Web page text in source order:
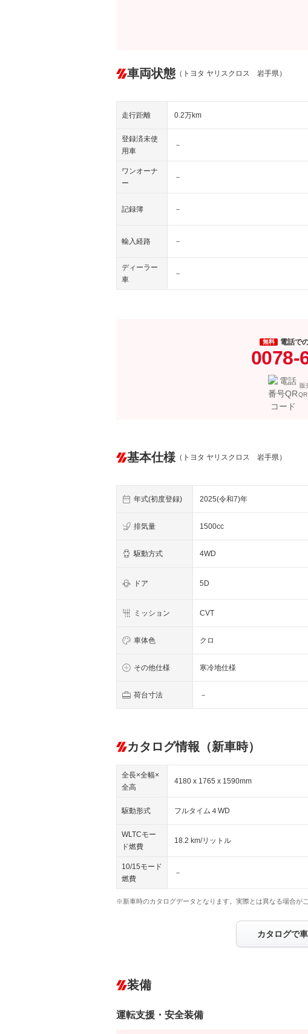
車両状態 （トヨタ ヤリスクロス 岩手県）
走行距離 0.2万km
登録済未使
用車
－
ワンオーナ
ー
－
記録簿 －
輸入経路 －
ディーラー
車
－
無料 電話で
0078-
販
QR
基本仕様 （トヨタ ヤリスクロス 岩手県）
年式(初度登録) 2025(令和7)年
排気量 1500cc
駆動方式 4WD
ドア 5D
ミッション CVT
車体色 クロ
その他仕様 寒冷地仕様
荷台寸法 －
カタログ情報（新車時）
全長×全幅×
全高
4180 x 1765 x 1590mm
駆動形式 フルタイム４WD
WLTCモー
ド燃費
18.2 km/リットル
10/15モード
燃費
－
※新車時のカタログデータとなります。実際とは異なる場合が
カタログで
装備
運転支援・安全装備